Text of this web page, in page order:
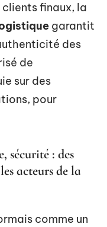
finaux, la
garantit
des
de
sur des
pour
sécurité : des
acteurs de la
comme un